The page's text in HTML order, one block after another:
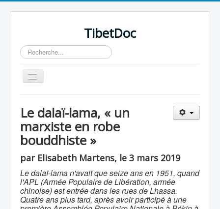
TibetDoc
Rechercher
Basculer
la
Le dalaï-lama, « un
marxiste en robe
bouddhiste »
par Elisabeth Martens, le 3 mars 2019
Le dalaï-lama n'avait que seize ans en 1951, quand
l'APL (Armée Populaire de Libération, armée
chinoise) est entrée dans les rues de Lhassa.
Quatre ans plus tard, après avoir participé à une